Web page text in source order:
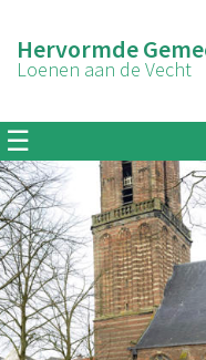
Hervormde
Loenen aan de Vecht
☰